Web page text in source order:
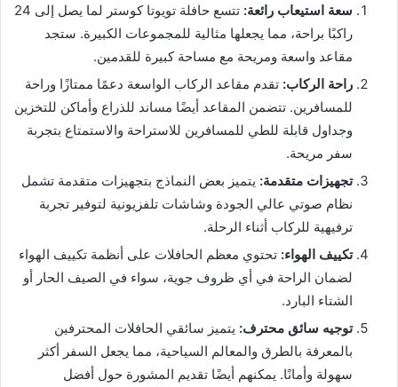
سعة استيعاب رائعة:
تتسع حافلة تويوتا كوستر لما يصل إلى 24
راكبًا براحة، مما يجعلها مثالية للمجموعات الكبيرة. ستجد
مقاعد واسعة ومريحة مع مساحة كبيرة للقدمين.
راحة الركاب: تقدم مقاعد الركاب الواسعة دعمًا ممتازًا وراحة
للمسافرين. تتضمن المقاعد أيضًا مساند للذراع وأماكن للتخزين
وجداول قابلة للطي للمسافرين للاستراحة والاستمتاع بتجربة
سفر مريحة.
تجهيزات متقدمة: يتميز بعض النماذج بتجهيزات متقدمة تشمل
نظام صوتي عالي الجودة وشاشات تلفزيونية لتوفير تجربة
ترفيهية للركاب أثناء الرحلة.
تكييف الهواء: تحتوي معظم الحافلات على أنظمة تكييف الهواء
لضمان الراحة في أي ظروف جوية، سواء في الصيف الحار أو
الشتاء البارد.
توجيه سائق محترف: يتميز سائقي الحافلات المحترفين
بالمعرفة بالطرق والمعالم السياحية، مما يجعل السفر أكثر
سهولة وأمانًا. يمكنهم أيضًا تقديم المشورة حول أفضل